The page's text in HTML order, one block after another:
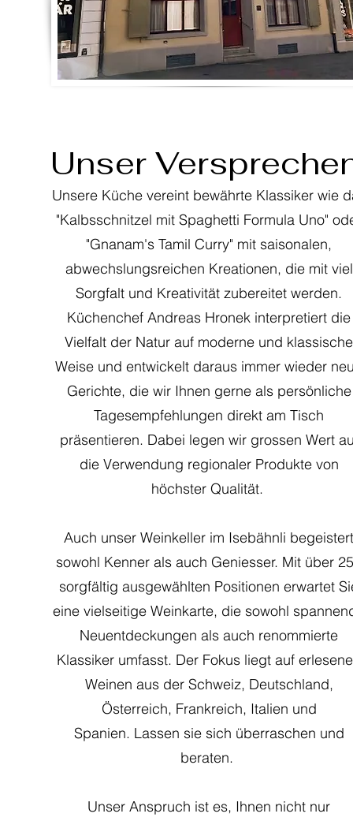
Unser
Unsere Küche vereint bewährte Klassikerwie
"Kalbsschnitzel mit Spaghetti Formula Uno"
"Gnanam's Tamil Curry" mit saisonalen,
abwechslungsreichen Kreationen, die mit viel
Sorgfalt und Kreativität zubereitet werden.
Küchenchef Andreas Hronek interpretiert die
Vielfalt der Natur auf moderne und klassische
Weise und entwickelt daraus immer wieder
Gerichte, die wir Ihnen gerne als persönliche
Tagesempfehlungen direkt am Tisch
präsentieren. Dabei legen wir grossen Wert
die Verwendung regionaler Produkte von
höchster Qualität.
Auch unser Weinkeller im Isebähnli begeistert
sowohl Kenner als auch Geniesser. Mit über
sorgfältig ausgewählten Positionen erwartet
eine vielseitige Weinkarte, die sowohl
Neuentdeckungen als auch renommierte
Klassiker umfasst. Der Fokus liegt auf
Weinen aus der Schweiz, Deutschland,
Österreich, Frankreich, Italien und
Spanien. Lassen sie sich überraschen und
beraten.
Unser Anspruch ist es, Ihnen nicht nur